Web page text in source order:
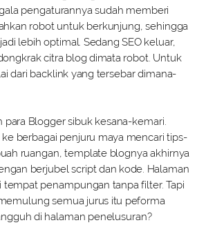
pengaturannya sudah memberi
robot untuk berkunjung, sehingga
lebih optimal. Sedang SEO keluar,
citra blog dimata robot. Untuk
dari backlink yang tersebar dimana-
para Blogger sibuk kesana-kemari.
berbagai penjuru maya mencari tips-
ruangan, template blognya akhirnya
berjubel script dan kode. Halaman
tempat penampungan tanpa filter. Tapi
semua jurus itu peforma
di halaman penelusuran?